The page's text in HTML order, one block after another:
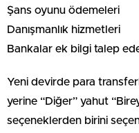
Şans oyunu ödemeleri
Danışmanlık hizmetleri
Bankalar ek bilgi talep
Yeni devirde para
yerine “Diğer” yahut
seçeneklerden birini